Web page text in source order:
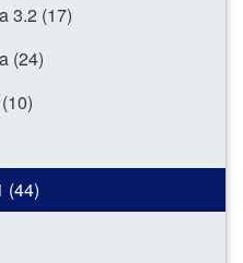
3.2 (17)
(24)
(44)